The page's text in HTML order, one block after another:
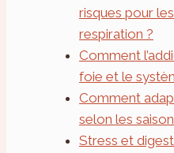
risques pour
respiration ?
Comment
foie et le
Comment
selon les
Stress et